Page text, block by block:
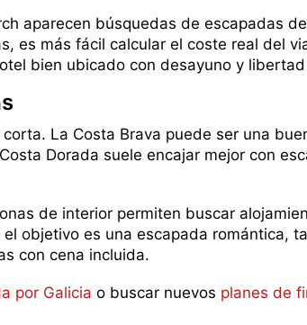
aparecen búsquedas de escapadas
es más fácil calcular el coste real del
bien ubicado con desayuno y
La Costa Brava puede ser una
Dorada suele encajar mejor con
de interior permiten buscar
objetivo es una escapada romántica,
con cena incluida.
por Galicia o buscar nuevos planes de